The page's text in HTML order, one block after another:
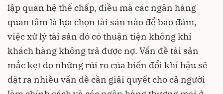
lập quan hệ thế chấp, điều mà các ngân hàng
quan tâm là lựa chọn tài sản nào để bảo đảm,
việc xử lý tài sản đó có thuận tiện không khi
khách hàng không trả được nợ. Vấn đề tài sản
mắc kẹt do những rủi ro của biến đổi khí hậu sẽ
đặt ra nhiều vấn đề cần giải quyết cho cả người